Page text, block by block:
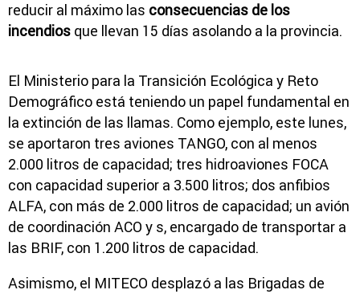
reducir al máximo las consecuencias de los
incendios que llevan 15 días asolando a la provincia.
El Ministerio para la Transición Ecológica y Reto
Demográfico está teniendo un papel fundamental en
la extinción de las llamas. Como ejemplo, este lunes,
se aportaron tres aviones TANGO, con al menos
2.000 litros de capacidad; tres hidroaviones FOCA
con capacidad superior a 3.500 litros; dos anfibios
ALFA, con más de 2.000 litros de capacidad; un avión
de coordinación ACO y s, encargado de transportar a
las BRIF, con 1.200 litros de capacidad.
Asimismo, el MITECO desplazó a las Brigadas de